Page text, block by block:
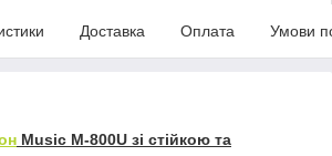
Доставка Оплата Умови
Music M-800U зі стійкою та